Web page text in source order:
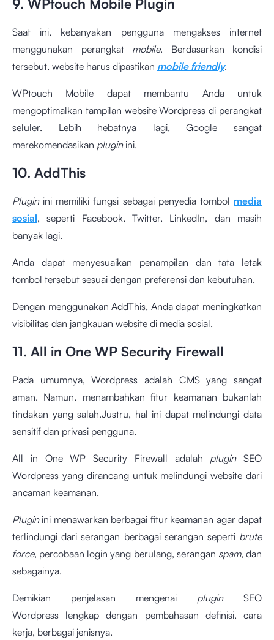
9. WPtouch Mobile Plugin
Saat ini, kebanyakan pengguna mengakses internet
menggunakan perangkat mobile. Berdasarkan kondisi
tersebut, website harus dipastikan mobile friendly.
WPtouch Mobile dapat membantu Anda untuk
mengoptimalkan tampilan website Wordpress di perangkat
seluler. Lebih hebatnya lagi, Google sangat
merekomendasikan pluginini.
10. AddThis
Pluginini memiliki fungsi sebagai penyedia tombol media
sosial, seperti Facebook, Twitter, LinkedIn, dan masih
banyak lagi.
Anda dapat menyesuaikan penampilan dan tata letak
tombol tersebut sesuai dengan preferensi dan kebutuhan.
Dengan menggunakan AddThis, Anda dapat meningkatkan
visibilitas dan jangkauan website di media sosial.
11. All in One WP Security Firewall
Pada umumnya, Wordpress adalah CMS yang sangat
aman. Namun, menambahkan fitur keamanan bukanlah
tindakan yang salah.Justru, hal ini dapat melindungi data
sensitif dan privasi pengguna.
All in One WP Security Firewall adalah plugin SEO
Wordpress yang dirancang untuk melindungi website dari
ancaman keamanan.
Pluginini menawarkan berbagai fitur keamanan agar dapat
terlindungi dari serangan berbagai serangan seperti brute
force, percobaan login yang berulang, serangan spam, dan
sebagainya.
Demikian penjelasan mengenai plugin SEO
Wordpress lengkap dengan pembahasan definisi, cara
kerja, berbagai jenisnya.